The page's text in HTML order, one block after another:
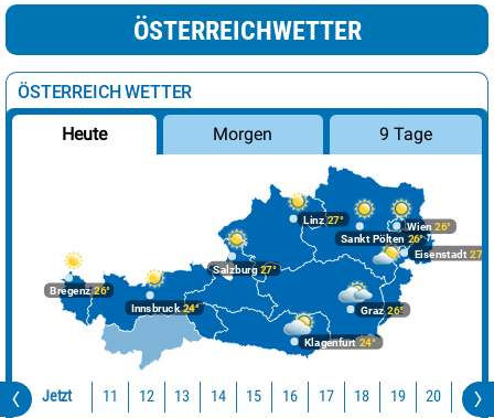
ÖSTERREICHWETTER
ÖSTERREICH WETTER
Heute Morgen 9 Tage
Bregenz26°
Graz26°
Innsbruck24°
Klagenfurt 24°
Linz27°
Salzburg27°
Wien 26°
Eisenstadt 27°
Sankt Pölten 26°
Jetzt 11 12 13 14 15 16 17 18 19 20 21